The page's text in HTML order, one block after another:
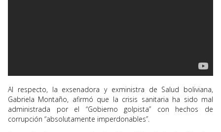
Al respecto, la exsenadora y exministra de Salud boliviana,
Gabriela Montaño, afirmó que la crisis sanitaria ha sido mal
administrada por el “Gobierno golpista” con hechos de
corrupción “absolutamente imperdonables”.